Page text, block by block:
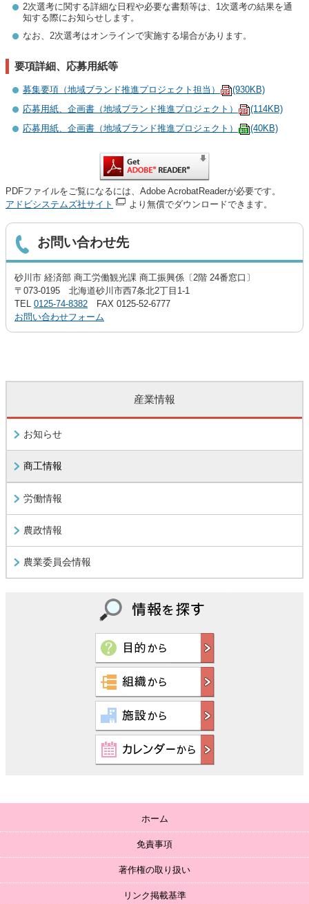
2次選考に関する詳細な日程や必要な書類等は、1次選考の結果を通
知する際にお知らせします。
なお、2次選考はオンラインで実施する場合があります。
要項詳細、応募用紙等
募集要項（地域ブランド推進プロジェクト担当）
(930KB)
応募用紙、企画書（地域ブランド推進プロジェクト）
(114KB)
応募用紙、企画書（地域ブランド推進プロジェクト）
(40KB)
PDFファイルをご覧になるには、Adobe AcrobatReaderが必要です。
アドビシステムズ社サイト
より無償でダウンロードできます。
お問い合わせ先
砂川市 経済部 商工労働観光課 商工振興係〔2階 24番窓口〕
〒073-0195 北海道砂川市西7条北2丁目1-1
TEL 0125-74-8382 FAX 0125-52-6777
お問い合わせフォーム
産業情報
お知らせ
商工情報
労働情報
農政情報
農業委員会情報
ホーム
免責事項
著作権の取り扱い
リンク掲載基準